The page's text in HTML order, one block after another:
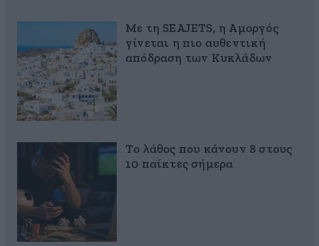
Με τη SEAJETS, η Αμοργός
γίνεται η πιο αυθεντική
απόδραση των Κυκλάδων
Το λάθος που κάνουν 8 στους
10 παίκτες σήμερα